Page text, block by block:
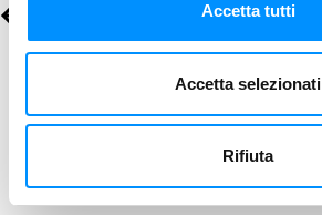
Accetta tutti
Accetta selezionati
Rifiuta